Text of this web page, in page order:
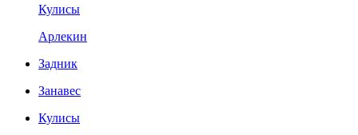
Кулисы
Арлекин
Задник
Занавес
Кулисы